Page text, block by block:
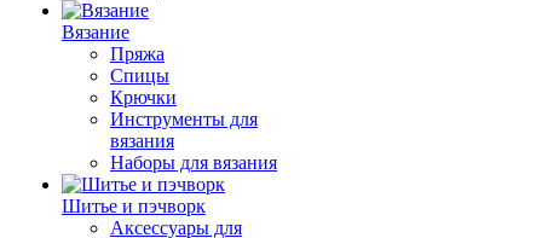
Вязание
Пряжа
Спицы
Крючки
Инструменты для
вязания
Наборы для вязания
Шитье и пэчворк
Аксессуары для